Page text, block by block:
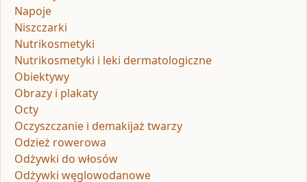
Napoje
Niszczarki
Nutrikosmetyki
Nutrikosmetyki i leki dermatologiczne
Obiektywy
Obrazy i plakaty
Octy
Oczyszczanie i demakijaż twarzy
Odzież rowerowa
Odżywki do włosów
Odżywki węglowodanowe